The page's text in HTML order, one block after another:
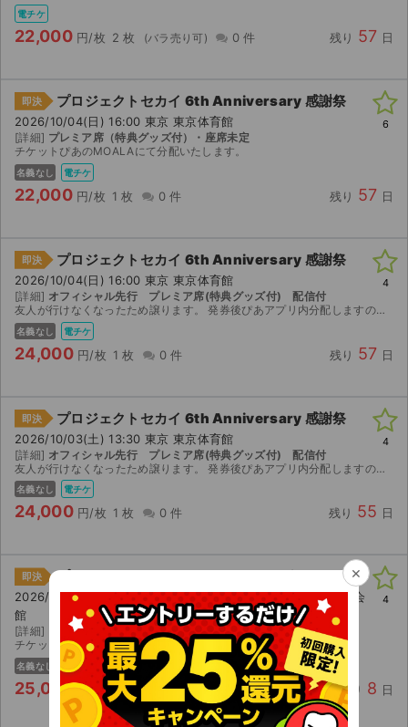
電チケ
22,000 円/枚 2 枚 0 件 残り 57 日
即決 プロジェクトセカイ 6th Anniversary 感謝祭
2026/10/04(日) 16:00 東京 東京体育館
[詳細] プレミア席（特典グッズ付）・座席未定
チケットぴあのMOALAにて分配いたします。
名義なし 電チケ
22,000 円/枚 1 枚 0 件 残り 57 日
6
即決 プロジェクトセカイ 6th Anniversary 感謝祭
2026/10/04(日) 16:00 東京 東京体育館
[詳細] オフィシャル先行 プレミア席(特典グッズ付) 配信付
友人が行けなくなったため譲ります。 発券後ぴあアプリ内分配しますので、ご自身で事前登録を行ってください。 不明点がございましたら随時対応可能です。
名義なし 電チケ
24,000 円/枚 1 枚 0 件 残り 57 日
4
即決 プロジェクトセカイ 6th Anniversary 感謝祭
2026/10/03(土) 13:30 東京 東京体育館
[詳細] オフィシャル先行 プレミア席(特典グッズ付) 配信付
友人が行けなくなったため譲ります。 発券後ぴあアプリ内分配しますので、ご自身で事前登録を行ってください。 不明点がございましたら随時対応可能です。
名義なし 電チケ
24,000 円/枚 1 枚 0 件 残り 55 日
4
即決 プロセカユニットファンミーティング
2026/08/16(日) 18:30 愛知 Home&nicoホール 江南市民文化会
館
[詳細]
プレイガイド先行 S席
チケットぴあの分配機能にて分配いたします。
名義なし 電チケ
25,000 円/枚 1 枚 0 件 残り 8 日
4
×